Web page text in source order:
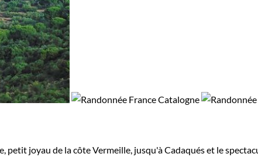
joyau de la côte Vermeille, jusqu'à Cadaqués et le